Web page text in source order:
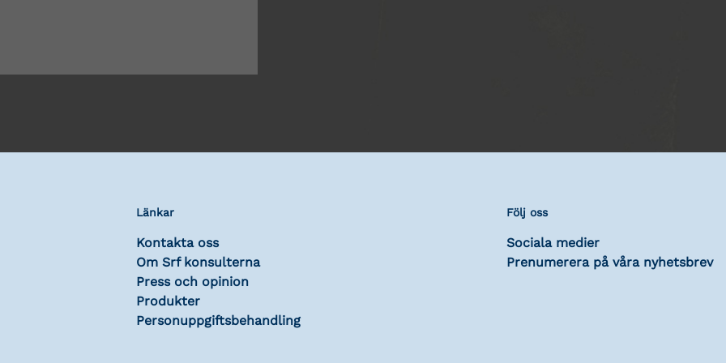
Länkar
Kontakta oss
Om Srf konsulterna
Press och opinion
Produkter
Personuppgiftsbehandling
Följ oss
Sociala medier
Prenumerera på våra nyhetsbrev